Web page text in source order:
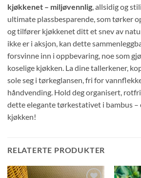
kjøkkenet – miljøvennlig, allsidig og
ultimate plassbesparende, som tørker
og tilfører kjøkkenet ditt et snev av
ikke er i aksjon, kan dette
forsvinne inn i oppbevaring, noe som
koselige kjøkken. La dine tallerkener,
sole seg i tørkeglansen, fri for
håndvending. Hold deg organisert,
dette elegante tørkestativet i bambus
kjøkken!
RELATERTE PRODUKTER